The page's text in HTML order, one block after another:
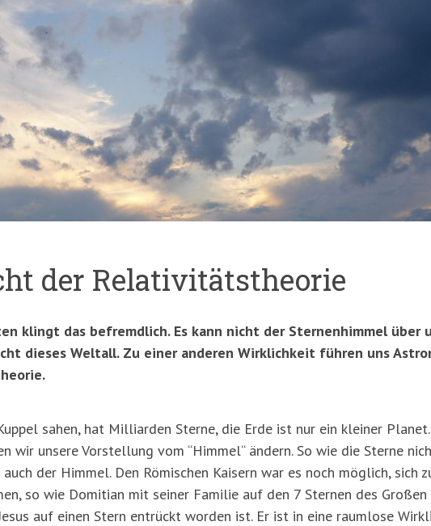
der Relativitätstheorie
klingt das befremdlich. Es kann nicht der Sternenhimmel über
dieses Weltall. Zu einer anderen Wirklichkeit führen uns
sahen, hat Milliarden Sterne, die Erde ist nur ein kleiner
wir unsere Vorstellung vom “Himmel“ ändern. So wie die Sterne
der Himmel. Den Römischen Kaisern war es noch möglich, sich
so wie Domitian mit seiner Familie auf den 7 Sternen des Großen
auf einen Stern entrückt worden ist. Er ist in eine raumlose